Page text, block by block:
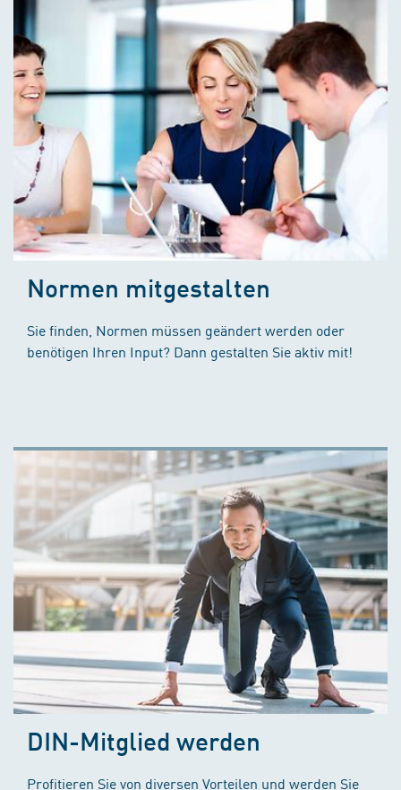
Normen mitgestalten
Sie finden, Normen müssen geändert werden oder
benötigen Ihren Input? Dann gestalten Sie aktiv mit!
DIN-Mitglied werden
Profitieren Sie von diversen Vorteilen und werden Sie